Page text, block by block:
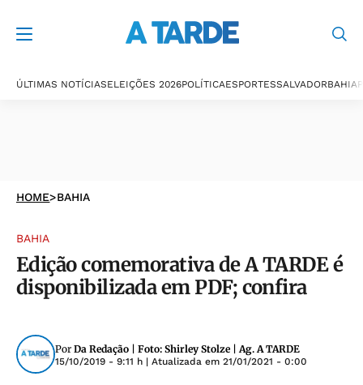
ÚLTIMAS NOTÍCIASELEIÇÕES 2026POLÍTICAESPORTESSALVADORBAHIA
HOME>BAHIA
BAHIA
Edição comemorativa de A TARDE é
disponibilizada em PDF; confira
Por Da Redação | Foto: Shirley Stolze | Ag. A TARDE
15/10/2019 - 9:11 h | Atualizada em 21/01/2021 - 0:00